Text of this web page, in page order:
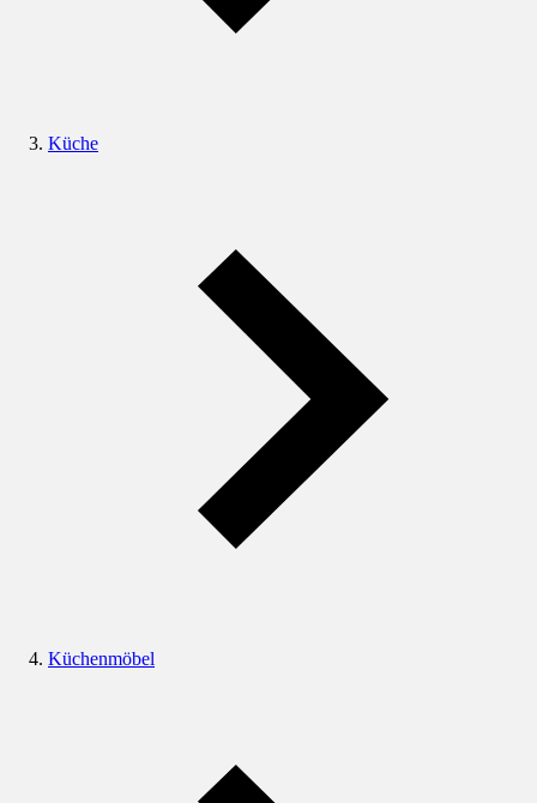
Küche
Küchenmöbel